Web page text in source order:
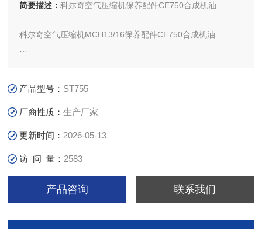
简要描述：科尔奇空气压缩机保养配件CE750合成机油
科尔奇空气压缩机MCH13/16保养配件CE750合成机油
作25小时后必须次更换润滑油，以后每50小时更换一次，如
果机器长时间不使用，应每三个月试运转一下
产品型号： ST755
厂商性质：生产厂家
更新时间： 2026-05-13
访 问 量： 2583
产品咨询 联系我们